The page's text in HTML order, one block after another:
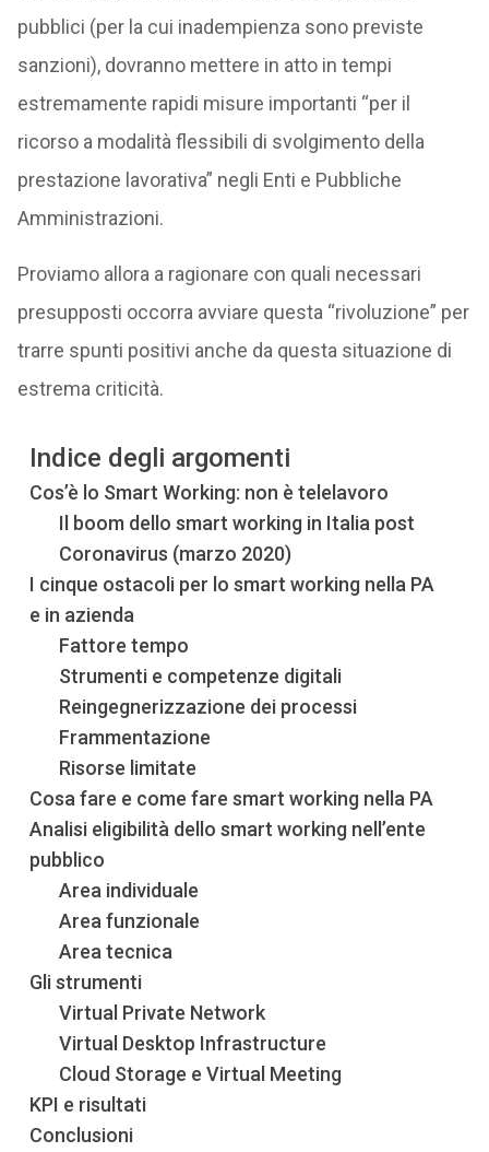
pubblici (per la cui inadempienza sono previste
sanzioni), dovranno mettere in atto in tempi
estremamente rapidi misure importanti “per il
ricorso a modalità flessibili di svolgimento della
prestazione lavorativa” negli Enti e Pubbliche
Amministrazioni.
Proviamo allora a ragionare con quali necessari
presupposti occorra avviare questa “rivoluzione” per
trarre spunti positivi anche da questa situazione di
estrema criticità.
Indice degli argomenti
Cos’è lo Smart Working: non è telelavoro
Il boom dello smart working in Italia post
Coronavirus (marzo 2020)
I cinque ostacoli per lo smart working nella PA
e in azienda
Fattore tempo
Strumenti e competenze digitali
Reingegnerizzazione dei processi
Frammentazione
Risorse limitate
Cosa fare e come fare smart working nella PA
Analisi eligibilità dello smart working nell’ente
pubblico
Area individuale
Area funzionale
Area tecnica
Gli strumenti
Virtual Private Network
Virtual Desktop Infrastructure
Cloud Storage e Virtual Meeting
KPI e risultati
Conclusioni